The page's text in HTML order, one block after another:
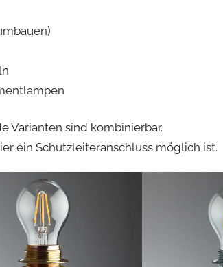
Varianten sind kombinierbar.
ein Schutzleiteranschluss möglich ist.